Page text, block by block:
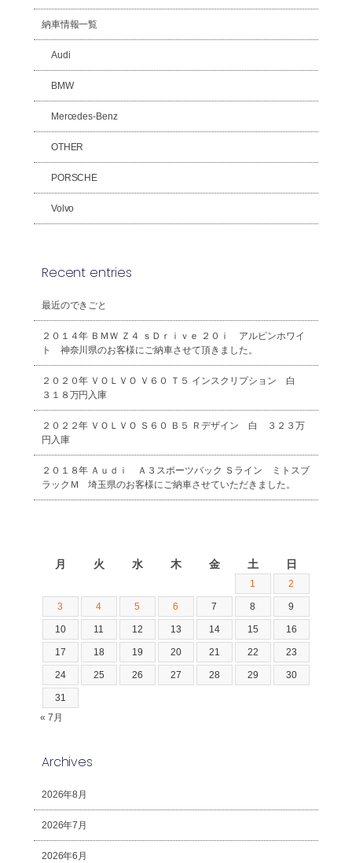
納車情報一覧
Audi
BMW
Mercedes-Benz
OTHER
PORSCHE
Volvo
Recent entries
最近のできごと
２０１４年 ＢＭＷ Ｚ４ ｓＤｒｉｖｅ ２０ｉ アルピンホワイ
ト 神奈川県のお客様にご納車させて頂きました。
２０２０年 ＶＯＬＶＯ Ｖ６０ Ｔ５ インスクリプション 白
３１８万円入庫
２０２２年 ＶＯＬＶＯ Ｓ６０ Ｂ５ Ｒデザイン 白 ３２３万
円入庫
２０１８年 Ａｕｄｉ Ａ３スポーツバック Ｓライン ミトスブ
ラックＭ 埼玉県のお客様にご納車させていただきました。
月 火 水 木 金 土 日
1 2
3 4 5 6 7 8 9
10 11 12 13 14 15 16
17 18 19 20 21 22 23
24 25 26 27 28 29 30
31
« 7月
Archives
2026年8月
2026年7月
2026年6月